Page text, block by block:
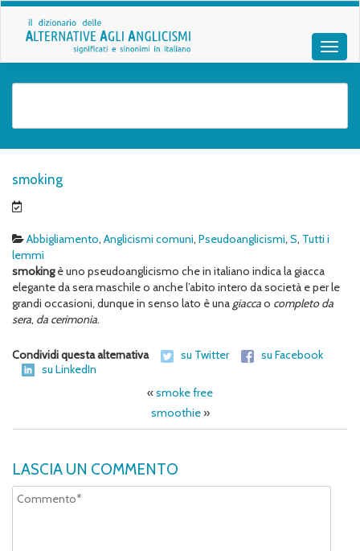
smoking
Abbigliamento, Anglicismi comuni, Pseudoanglicismi, S, Tutti i
lemmi
smokingè uno pseudoanglicismo che in italiano indica la giacca
elegante da sera maschile o anche l’abito intero da società e per le
grandi occasioni, dunque in senso lato è una giaccao completo da
sera, da cerimonia.
Condividi questa alternativa su Twitter
su Facebook
su LinkedIn
«smoke free
smoothie»
LASCIA UN COMMENTO